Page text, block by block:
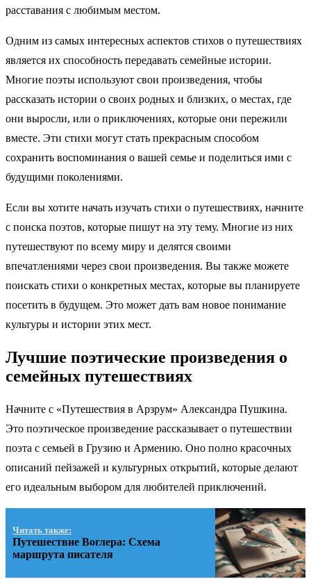
расставания с любимым местом.
Одним из самых интересных аспектов стихов о путешествиях
является их способность передавать семейные истории.
Многие поэты используют свои произведения, чтобы
рассказать истории о своих родных и близких, о местах, где
они выросли, или о приключениях, которые они пережили
вместе. Эти стихи могут стать прекрасным способом
сохранить воспоминания о вашей семье и поделиться ими с
будущими поколениями.
Если вы хотите начать изучать стихи о путешествиях, начните
с поиска поэтов, которые пишут на эту тему. Многие из них
путешествуют по всему миру и делятся своими
впечатлениями через свои произведения. Вы также можете
поискать стихи о конкретных местах, которые вы планируете
посетить в будущем. Это может дать вам новое понимание
культуры и истории этих мест.
Лучшие поэтические произведения о
семейных путешествиях
Начните с «Путешествия в Арзрум» Александра Пушкина.
Это поэтическое произведение рассказывает о путешествии
поэта с семьей в Грузию и Армению. Оно полно красочных
описаний пейзажей и культурных открытий, которые делают
его идеальным выбором для любителей приключений.
Читать также:
Путешествие Воглера: Схема
маршрута писателя